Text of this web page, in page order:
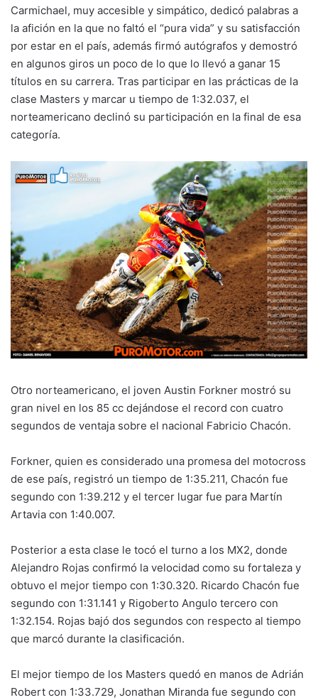
Carmichael, muy accesible y simpático, dedicó palabras a
la afición en la que no faltó el “pura vida” y su satisfacción
por estar en el país, además firmó autógrafos y demostró
en algunos giros un poco de lo que lo llevó a ganar 15
títulos en su carrera. Tras participar en las prácticas de la
clase Masters y marcar u tiempo de 1:32.037, el
norteamericano declinó su participación en la final de esa
categoría.
Otro norteamericano, el joven Austin Forkner mostró su
gran nivel en los 85 cc dejándose el record con cuatro
segundos de ventaja sobre el nacional Fabricio Chacón.
Forkner, quien es considerado una promesa del motocross
de ese país, registró un tiempo de 1:35.211, Chacón fue
segundo con 1:39.212 y el tercer lugar fue para Martín
Artavia con 1:40.007.
Posterior a esta clase le tocó el turno a los MX2, donde
Alejandro Rojas confirmó la velocidad como su fortaleza y
obtuvo el mejor tiempo con 1:30.320. Ricardo Chacón fue
segundo con 1:31.141 y Rigoberto Angulo tercero con
1:32.154. Rojas bajó dos segundos con respecto al tiempo
que marcó durante la clasificación.
El mejor tiempo de los Masters quedó en manos de Adrián
Robert con 1:33.729, Jonathan Miranda fue segundo con